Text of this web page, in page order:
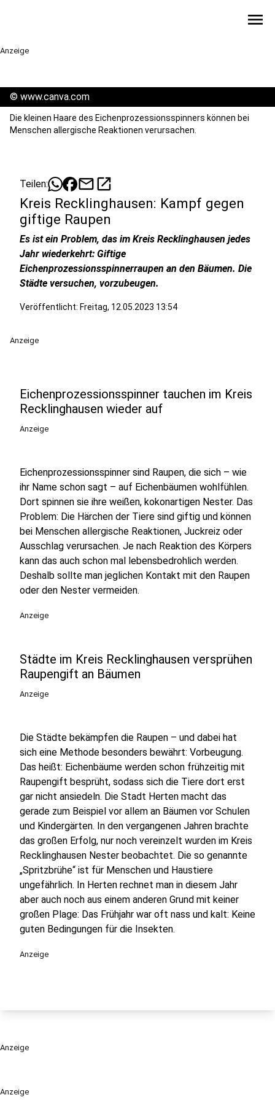
menu
Anzeige
Anzeige
© www.canva.com
Die kleinen Haare des Eichenprozessionsspinners können bei
Menschen allergische Reaktionen verursachen.
Teilen: mailopen_in_new
Kreis Recklinghausen: Kampf gegen
giftige Raupen
Es ist ein Problem, das im Kreis Recklinghausen jedes
Jahr wiederkehrt: Giftige
Eichenprozessionsspinnerraupen an den Bäumen. Die
Städte versuchen, vorzubeugen.
Veröffentlicht: Freitag, 12.05.2023 13:54
Anzeige
Eichenprozessionsspinner tauchen im Kreis
Recklinghausen wieder auf
Anzeige
Eichenprozessionsspinner sind Raupen, die sich – wie
ihr Name schon sagt – auf Eichenbäumen wohlfühlen.
Dort spinnen sie ihre weißen, kokonartigen Nester. Das
Problem: Die Härchen der Tiere sind giftig und können
bei Menschen allergische Reaktionen, Juckreiz oder
Ausschlag verursachen. Je nach Reaktion des Körpers
kann das auch schon mal lebensbedrohlich werden.
Deshalb sollte man jeglichen Kontakt mit den Raupen
oder den Nester vermeiden.
Anzeige
Städte im Kreis Recklinghausen versprühen
Raupengift an Bäumen
Anzeige
Die Städte bekämpfen die Raupen – und dabei hat
sich eine Methode besonders bewährt: Vorbeugung.
Das heißt: Eichenbäume werden schon frühzeitig mit
Raupengift besprüht, sodass sich die Tiere dort erst
gar nicht ansiedeln. Die Stadt Herten macht das
gerade zum Beispiel vor allem an Bäumen vor Schulen
und Kindergärten. In den vergangenen Jahren brachte
das großen Erfolg, nur noch vereinzelt wurden im Kreis
Recklinghausen Nester beobachtet. Die so genannte
„Spritzbrühe“ ist für Menschen und Haustiere
ungefährlich. In Herten rechnet man in diesem Jahr
aber auch noch aus einem anderen Grund mit keiner
großen Plage: Das Frühjahr war oft nass und kalt: Keine
guten Bedingungen für die Insekten.
Anzeige
Anzeige